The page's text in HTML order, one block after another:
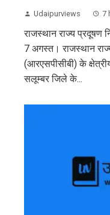
Udaipurviews 7
राजस्थान राज्य प्रदूषण
7 अगस्त। राजस्थान
(आरएसपीसीबी) के
सलूम्बर जिले के...